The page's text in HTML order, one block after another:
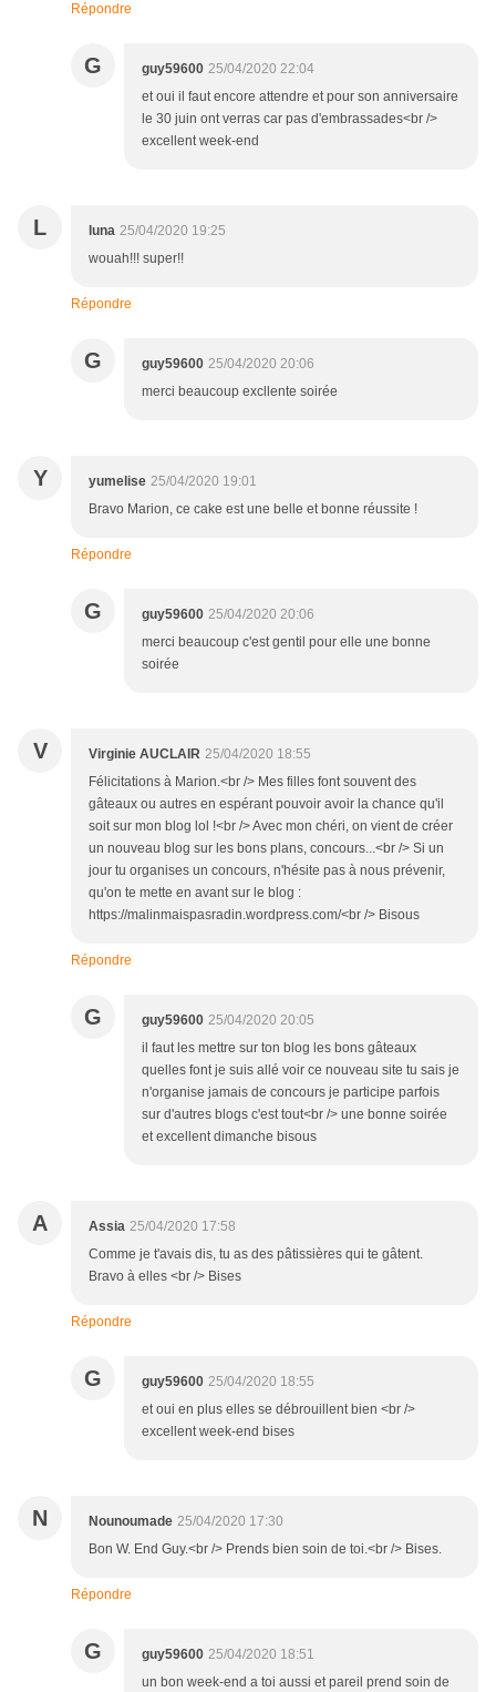
Répondre
G guy59600 25/04/2020 22:04
et oui il faut encore attendre et pour son anniversaire
le 30 juin ont verras car pas d'embrassades<br />
excellent week-end
L luna 25/04/2020 19:25
wouah!!! super!!
Répondre
G guy59600 25/04/2020 20:06
merci beaucoup excllente soirée
Y yumelise 25/04/2020 19:01
Bravo Marion, ce cake est une belle et bonne réussite !
Répondre
G guy59600 25/04/2020 20:06
merci beaucoup c'est gentil pour elle une bonne
soirée
V Virginie AUCLAIR 25/04/2020 18:55
Félicitations à Marion.<br /> Mes filles font souvent des
gâteaux ou autres en espérant pouvoir avoir la chance qu'il
soit sur mon blog lol !<br /> Avec mon chéri, on vient de créer
un nouveau blog sur les bons plans, concours...<br /> Si un
jour tu organises un concours, n'hésite pas à nous prévenir,
qu'on te mette en avant sur le blog :
https://malinmaispasradin.wordpress.com/<br /> Bisous
Répondre
G guy59600 25/04/2020 20:05
il faut les mettre sur ton blog les bons gâteaux
quelles font je suis allé voir ce nouveau site tu sais je
n'organise jamais de concours je participe parfois
sur d'autres blogs c'est tout<br /> une bonne soirée
et excellent dimanche bisous
A Assia 25/04/2020 17:58
Comme je t'avais dis, tu as des pâtissières qui te gâtent.
Bravo à elles <br /> Bises
Répondre
G guy59600 25/04/2020 18:55
et oui en plus elles se débrouillent bien <br />
excellent week-end bises
N Nounoumade 25/04/2020 17:30
Bon W. End Guy.<br /> Prends bien soin de toi.<br /> Bises.
Répondre
G guy59600 25/04/2020 18:51
un bon week-end a toi aussi et pareil prend soin de